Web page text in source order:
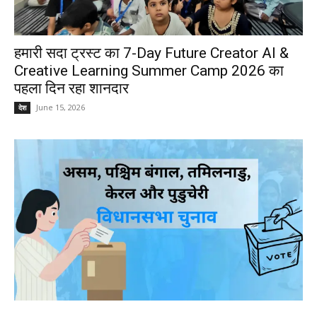
हमारी सदा ट्रस्ट का 7-Day Future Creator AI &
Creative Learning Summer Camp 2026 का
पहला दिन रहा शानदार
देश June 15, 2026